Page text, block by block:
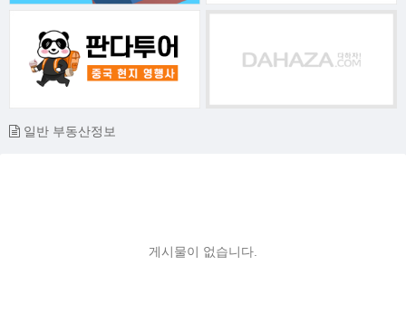
일반 부동산정보
게시물이 없습니다.